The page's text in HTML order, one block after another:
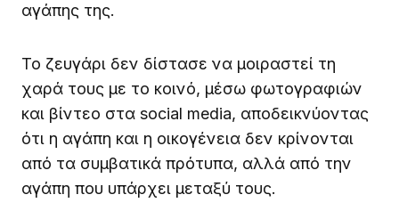
αγάπης της.
Το ζευγάρι δεν δίστασε να μοιραστεί τη
χαρά τους με το κοινό, μέσω φωτογραφιών
και βίντεο στα social media, αποδεικνύοντας
ότι η αγάπη και η οικογένεια δεν κρίνονται
από τα συμβατικά πρότυπα, αλλά από την
αγάπη που υπάρχει μεταξύ τους.